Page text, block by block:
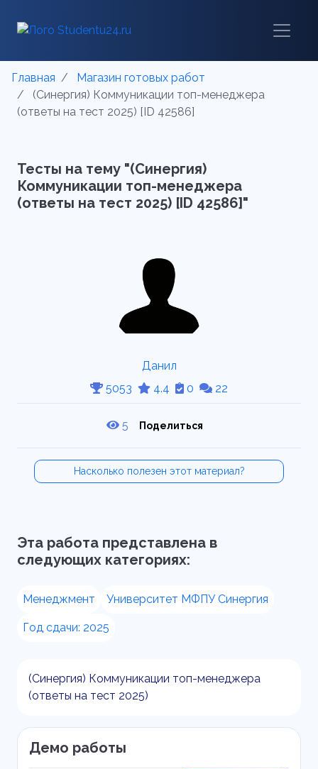
Главная
Магазин готовых работ
(Синергия) Коммуникации топ-менеджера
(ответы на тест 2025) [ID 42586]
Тесты на тему "(Синергия)
Коммуникации топ-менеджера
(ответы на тест 2025) [ID 42586]"
Данил
5053
4.4 0 22
5 Поделиться
Насколько полезен этот материал?
Эта работа представлена в
следующих категориях:
Менеджмент Университет МФПУ Синергия
Год сдачи: 2025
(Синергия) Коммуникации топ-менеджера
(ответы на тест 2025)
Демо работы